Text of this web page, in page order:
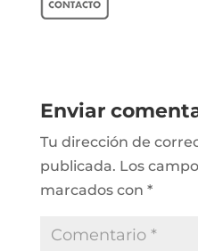
Enviar
Tu dirección de
publicada. Los
marcados con *